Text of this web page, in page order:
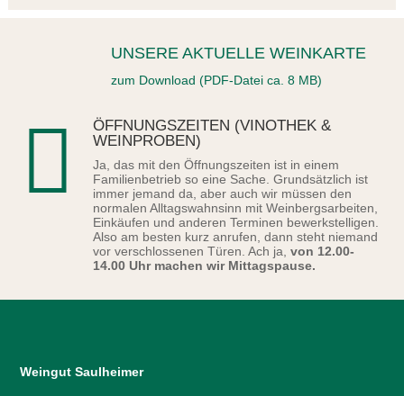
UNSERE AKTUELLE WEINKARTE
zum Download (PDF-Datei ca. 8 MB)

ÖFFNUNGSZEITEN (VINOTHEK &
WEINPROBEN)
Ja, das mit den Öffnungszeiten ist in einem
Familienbetrieb so eine Sache. Grundsätzlich ist
immer jemand da, aber auch wir müssen den
normalen Alltagswahnsinn mit Weinbergsarbeiten,
Einkäufen und anderen Terminen bewerkstelligen.
Also am besten kurz anrufen, dann steht niemand
vor verschlossenen Türen. Ach ja, von 12.00-
14.00 Uhr machen wir Mittagspause.
Weingut Saulheimer